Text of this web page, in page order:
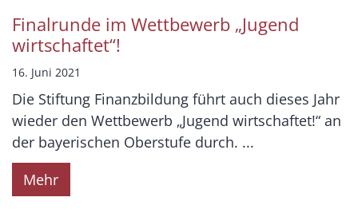
Finalrunde im Wettbewerb „Jugend
wirtschaftet“!
16. Juni 2021
Die Stiftung Finanzbildung führt auch dieses Jahr
wieder den Wettbewerb „Jugend wirtschaftet!“ an
der bayerischen Oberstufe durch. ...
Mehr